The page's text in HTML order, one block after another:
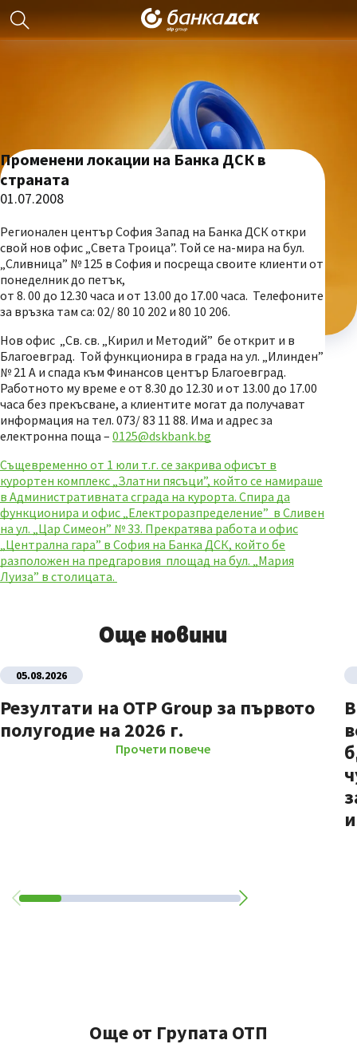
Променени локации на Банка ДСК в
страната
01.07.2008
Регионален център София Запад на Банка ДСК откри
свой нов офис „Света Троица”. Той се на-мира на бул.
„Сливница” № 125 в София и посреща своите клиенти от
понеделник до петък,
от 8. 00 до 12.30 часа и от 13.00 до 17.00 часа. Телефоните
за връзка там са: 02/ 80 10 202 и 80 10 206.
Нов офис „Св. св. „Кирил и Методий” бе открит и в
Благоевград. Той функционира в града на ул. „Илинден”
№ 21 А и спада към Финансов център Благоевград.
Работното му време е от 8.30 до 12.30 и от 13.00 до 17.00
часа без прекъсване, а клиентите могат да получават
информация на тел. 073/ 83 11 88. Има и адрес за
електронна поща – 0125@dskbank.bg
Същевременно от 1 юли т.г. се закрива офисът в
курортен комплекс „Златни пясъци”, който се намираше
в Административната сграда на курорта. Спира да
функционира и офис „Електроразпределение” в Сливен
на ул. „Цар Симеон” № 33. Прекратява работа и офис
„Централна гара” в София на Банка ДСК, който бе
разположен на предгаровия площад на бул. „Мария
Луиза” в столицата.
Още новини
05.08.2026
Резултати на OTP Group за първото
полугодие на 2026 г.
Прочети повече
Още от Групата ОТП